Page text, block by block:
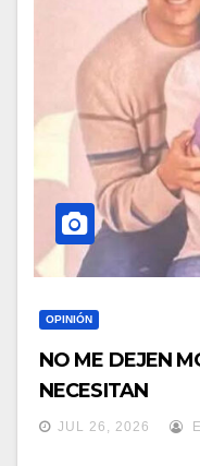
OPINIÓN
NO ME DEJEN
NECESITAN
JUL 26, 2026